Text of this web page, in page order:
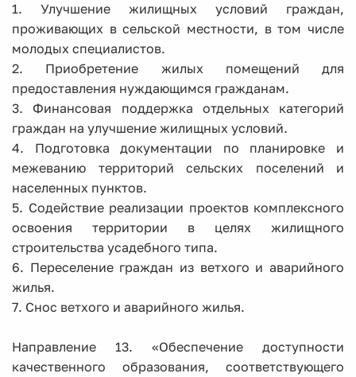
1. Улучшение жилищных условий граждан,
проживающих в сельской местности, в том числе
молодых специалистов.
2. Приобретение жилых помещений для
предоставления нуждающимся гражданам.
3. Финансовая поддержка отдельных категорий
граждан на улучшение жилищных условий.
4. Подготовка документации по планировке и
межеванию территорий сельских поселений и
населенных пунктов.
5. Содействие реализации проектов комплексного
освоения территории в целях жилищного
строительства усадебного типа.
6. Переселение граждан из ветхого и аварийного
жилья.
7. Снос ветхого и аварийного жилья.
Направление 13. «Обеспечение доступности
качественного образования, соответствующего